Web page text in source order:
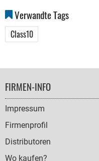
Verwandte Tags
Class10
FOOTER
NAVIGATION
FIRMEN-INFO
Impressum
Firmenprofil
Distributoren
Wo kaufen?